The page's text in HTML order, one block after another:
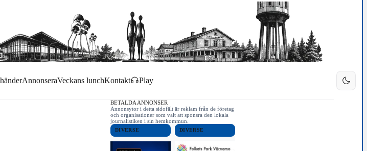
AnnonseraVeckans lunchKontakt Play
BETALDA ANNONSER
Annonsytor i detta sidofält är reklam från de företag
och organisationer som valt att sponsra den lokala
journalistiken i sin hemkommun.
DIVERSE DIVERSE